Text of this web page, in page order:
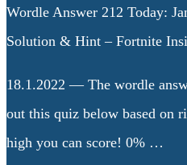
Wordle Answer 212 Today:
Solution & Hint – Fortnite
18.1.2022 — The wordle
out this quiz below based on
high you can score! 0% …